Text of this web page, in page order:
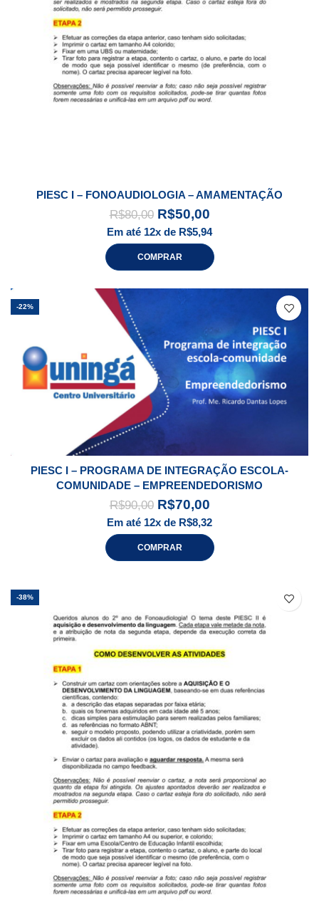
PIESC I – FONOAUDIOLOGIA – AMAMENTAÇÃO
R$80,00 R$50,00
Em até 12x de R$5,94
COMPRAR
-22%
PIESC I – PROGRAMA DE INTEGRAÇÃO ESCOLA-
COMUNIDADE – EMPREENDEDORISMO
R$90,00 R$70,00
Em até 12x de R$8,32
COMPRAR
-38%